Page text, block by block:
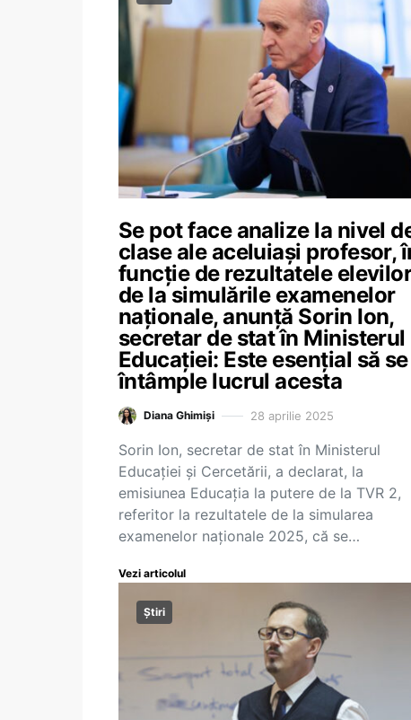
Se pot face analize la nivel
clase ale aceluiași profesor,
funcție de rezultatele
de la simulările examenelor
naționale, anunță Sorin Ion,
secretar de stat în Ministerul
Educației: Este esențial să se
întâmple lucrul acesta
Diana Ghimiși 28 aprilie 2025
Sorin Ion, secretar de stat în Ministerul
Educației și Cercetării, a declarat, la
emisiunea Educația la putere de la TVR 2,
referitor la rezultatele de la simularea
examenelor naționale 2025, că se…
Vezi articolul
Știri